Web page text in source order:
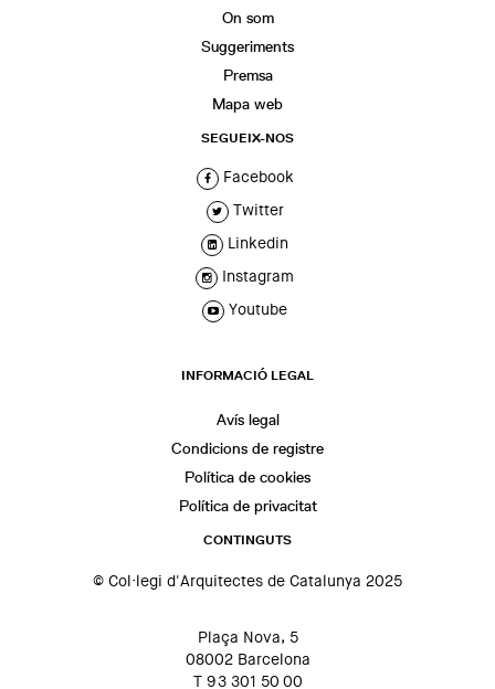
On som
Suggeriments
Premsa
Mapa web
SEGUEIX-NOS
Facebook
Twitter
Linkedin
Instagram
Youtube
INFORMACIÓ LEGAL
Avís legal
Condicions de registre
Política de cookies
Política de privacitat
CONTINGUTS
© Col·legi d'Arquitectes de Catalunya 2025
Plaça Nova, 5
08002 Barcelona
T 93 301 50 00